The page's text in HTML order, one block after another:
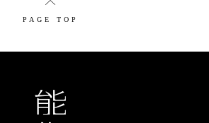
PAGE TOP